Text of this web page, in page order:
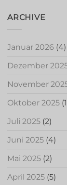
ARCHIVE
Januar 2026 (4)
Dezember
November
Oktober 2025
Juli 2025 (2)
Juni 2025 (4)
Mai 2025 (2)
April 2025 (5)